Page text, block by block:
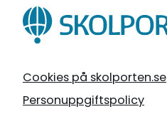
Cookies på skolporten.se
Personuppgiftspolicy